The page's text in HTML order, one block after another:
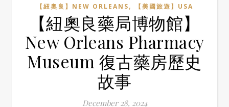
【紐奧良】NEW ORLEANS, 【美國旅遊】USA
【紐奧良藥局博物館】
New Orleans Pharmacy
Museum 復古藥房歷史
故事
December 28, 2024